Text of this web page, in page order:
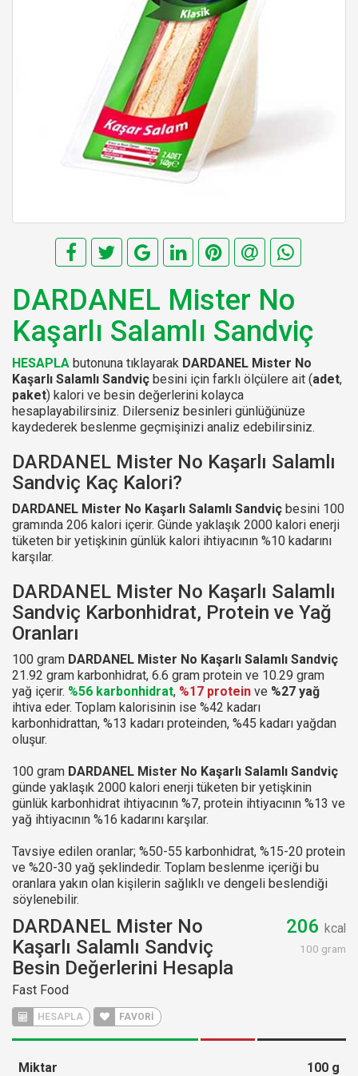
DARDANEL Mister No
Kaşarlı Salamlı Sandviç
HESAPLA butonuna tıklayarak DARDANEL Mister No
Kaşarlı Salamlı Sandviç besini için farklı ölçülere ait (adet,
paket) kalori ve besin değerlerini kolayca
hesaplayabilirsiniz. Dilerseniz besinleri günlüğünüze
kaydederek beslenme geçmişinizi analiz edebilirsiniz.
DARDANEL Mister No Kaşarlı Salamlı
Sandviç Kaç Kalori?
DARDANEL Mister No Kaşarlı Salamlı Sandviç besini 100
gramında 206 kalori içerir. Günde yaklaşık 2000 kalori enerji
tüketen bir yetişkinin günlük kalori ihtiyacının %10 kadarını
karşılar.
DARDANEL Mister No Kaşarlı Salamlı
Sandviç Karbonhidrat, Protein ve Yağ
Oranları
100 gram DARDANEL Mister No Kaşarlı Salamlı Sandviç
21.92 gram karbonhidrat, 6.6 gram protein ve 10.29 gram
yağ içerir. %56 karbonhidrat, %17 protein ve %27 yağ
ihtiva eder. Toplam kalorisinin ise %42 kadarı
karbonhidrattan, %13 kadarı proteinden, %45 kadarı yağdan
oluşur.
100 gram DARDANEL Mister No Kaşarlı Salamlı Sandviç
günde yaklaşık 2000 kalori enerji tüketen bir yetişkinin
günlük karbonhidrat ihtiyacının %7, protein ihtiyacının %13 ve
yağ ihtiyacının %16 kadarını karşılar.
Tavsiye edilen oranlar; %50-55 karbonhidrat, %15-20 protein
ve %20-30 yağ şeklindedir. Toplam beslenme içeriği bu
oranlara yakın olan kişilerin sağlıklı ve dengeli beslendiği
söylenebilir.
DARDANEL Mister No
Kaşarlı Salamlı Sandviç
Besin Değerlerini Hesapla
Fast Food
HESAPLA FAVORİ
206 kcal
100 gram
Miktar 100 g